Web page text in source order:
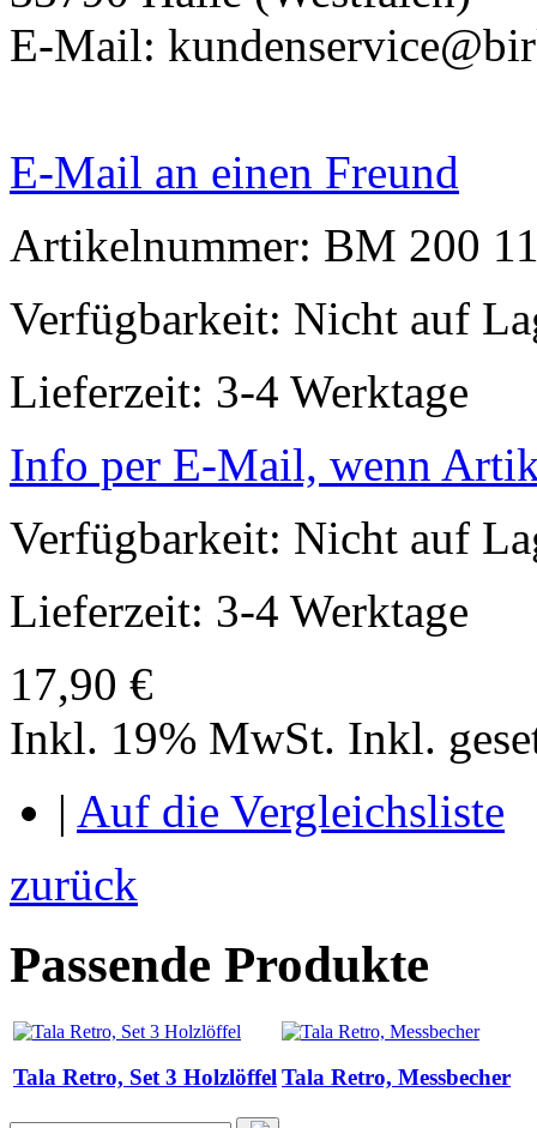
E-Mail:
E-Mail an einen Freund
Artikelnummer: BM 200
Verfügbarkeit: Nicht auf
Lieferzeit: 3-4 Werktage
Info per E-Mail, wenn
Verfügbarkeit: Nicht auf
Lieferzeit: 3-4 Werktage
17,90 €
Inkl. 19% MwSt. Inkl.
| Auf die Vergleichsliste
zurück
Passende Produkte
Tala Retro, Set 3 HolzlöffelTala Retro, Messbecher